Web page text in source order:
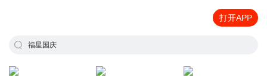
打开APP
福星国庆